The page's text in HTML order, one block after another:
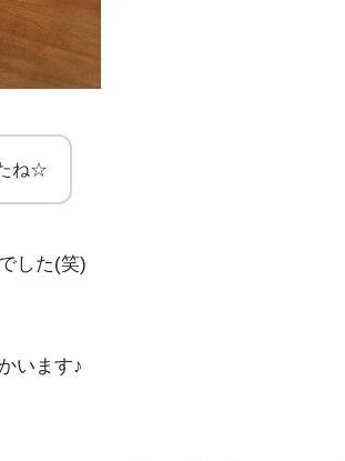
ね☆
した(笑)
います♪